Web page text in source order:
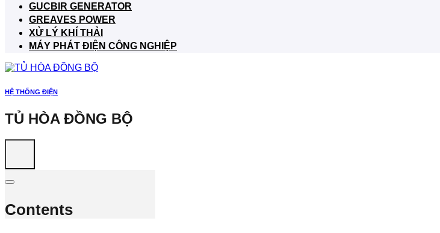
GUCBIR GENERATOR
GREAVES POWER
XỬ LÝ KHÍ THẢI
MÁY PHÁT ĐIỆN CÔNG NGHIỆP
HỆ THỐNG ĐIỆN
TỦ HÒA ĐỒNG BỘ
Contents